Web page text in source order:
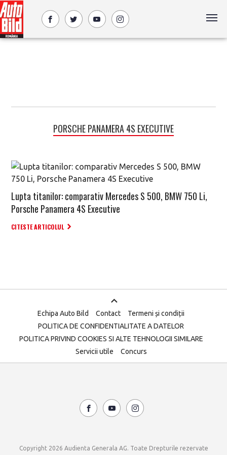
PORSCHE PANAMERA 4S EXECUTIVE
Lupta titanilor: comparativ Mercedes S 500, BMW 750 Li,
Porsche Panamera 4S Executive
CITESTE ARTICOLUL
Echipa Auto Bild Contact
Termeni și condiții
POLITICA DE CONFIDENTIALITATE A DATELOR
POLITICA PRIVIND COOKIES SI ALTE TEHNOLOGII SIMILARE
Servicii utile
Concurs
Copyright 2026 Audienta Generala AG. Toate Drepturile rezervate